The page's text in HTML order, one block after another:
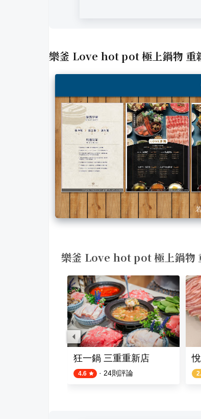
樂釜 Love hot pot 極上鍋物 重
樂釜 Love hot pot 極上鍋物
狂一鍋 三重重新店
4.6 · 24則評論